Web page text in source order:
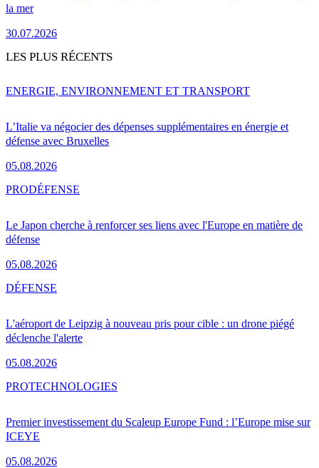
la mer
30.07.2026
LES PLUS RÉCENTS
L’Italie va négocier des dépenses supplémentaires en énergie et
défense avec Bruxelles
05.08.2026
ENERGIE, ENVIRONNEMENT ET TRANSPORT
Le Japon cherche à renforcer ses liens avec l'Europe en matière de
défense
05.08.2026
PRODÉFENSE
L'aéroport de Leipzig à nouveau pris pour cible : un drone piégé
déclenche l'alerte
05.08.2026
DÉFENSE
Premier investissement du Scaleup Europe Fund : l’Europe mise sur
ICEYE
05.08.2026
PROTECHNOLOGIES